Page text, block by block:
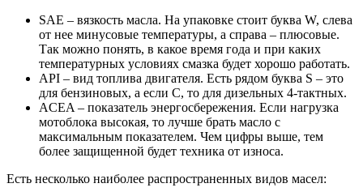
SAE – вязкость масла. На упаковке стоит буква W, слева
от нее минусовые температуры, а справа – плюсовые.
Так можно понять, в какое время года и при каких
температурных условиях смазка будет хорошо работать.
API – вид топлива двигателя. Есть рядом буква S – это
для бензиновых, а если С, то для дизельных 4-тактных.
ACEA – показатель энергосбережения. Если нагрузка
мотоблока высокая, то лучше брать масло с
максимальным показателем. Чем цифры выше, тем
более защищенной будет техника от износа.
Есть несколько наиболее распространенных видов масел: